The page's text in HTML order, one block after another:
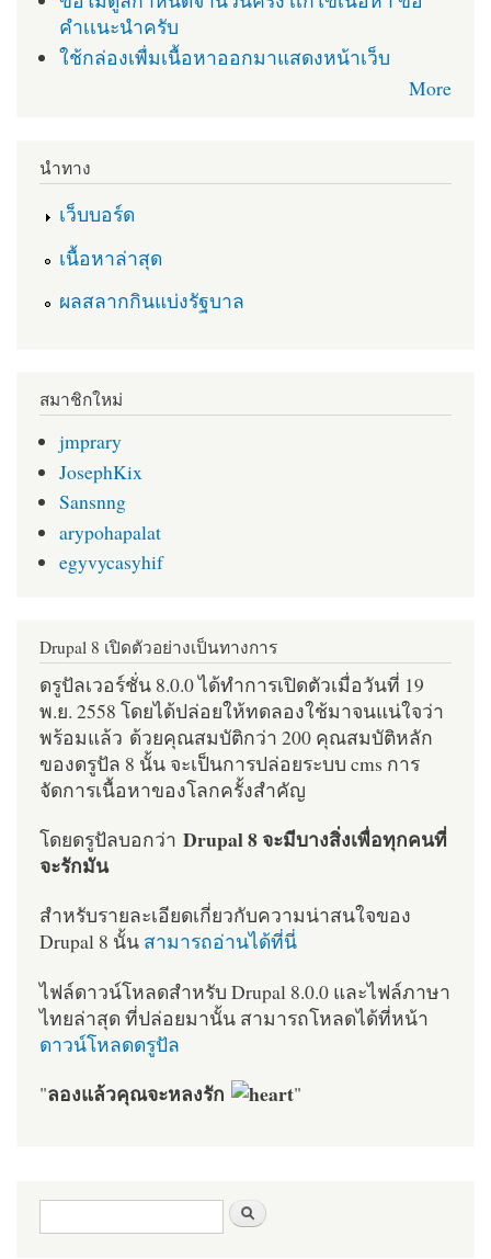
คำเเนะนำครับ
ใช้กล่องเพื่มเนื้อหาออกมาแสดงหน้าเว็บ
More
นำทาง
เว็บบอร์ด
เนื้อหาล่าสุด
ผลสลากกินแบ่งรัฐบาล
สมาชิกใหม่
jmprary
JosephKix
Sansnng
arypohapalat
egyvycasyhif
Drupal 8 เปิดตัวอย่างเป็นทางการ
ดรูปัลเวอร์ชั่น 8.0.0 ได้ทำการเปิดตัวเมื่อวันที่ 19
พ.ย. 2558 โดยได้ปล่อยให้ทดลองใช้มาจนแน่ใจว่า
พร้อมแล้ว ด้วยคุณสมบัติกว่า 200 คุณสมบัติหลัก
ของดรูปัล 8 นั้น จะเป็นการปล่อยระบบ cms การ
จัดการเนื้อหาของโลกครั้งสำคัญ
โดยดรูปัลบอกว่า Drupal 8 จะมีบางสิ่งเพื่อทุกคนที่
จะรักมัน
สำหรับรายละเอียดเกี่ยวกับความน่าสนใจของ
Drupal 8 นั้น สามารถอ่านได้ที่นี่
ไฟล์ดาวน์โหลดสำหรับ Drupal 8.0.0 และไฟล์ภาษา
ไทยล่าสุด ที่ปล่อยมานั้น สามารถโหลดได้ที่หน้า
ดาวน์โหลดดรูปัล
"ลองแล้วคุณจะหลงรัก "
ฟอร์มค้นหา